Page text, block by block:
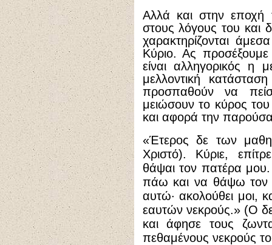
Αλλά και στην εποχή
στους λόγους του και
χαρακτηρίζονται
Κύριο. Ας
είναι αλληγορικός η
μελλοντική
προσπαθούν να
μειώσουν το κύρος του
και αφορά την
«Έτερος δε των
Χριστό). Κύριε,
θάψαι τον πατέρα
πάω και να θάψω τον
αυτώ· ακολούθει μοι,
εαυτών νεκρούς.» (Ο
και άφησε τους
πεθαμένους νεκρούς